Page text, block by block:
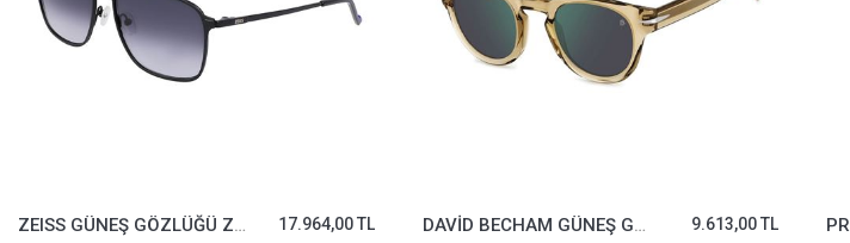
ZEISS GÜNEŞ GÖZLÜĞÜ ZS22116S-002
17.964,00 TL
DAVİD BECHAM GÜNEŞ GÖZLÜĞÜ DB7041/S-FMPMT
9.613,00 TL